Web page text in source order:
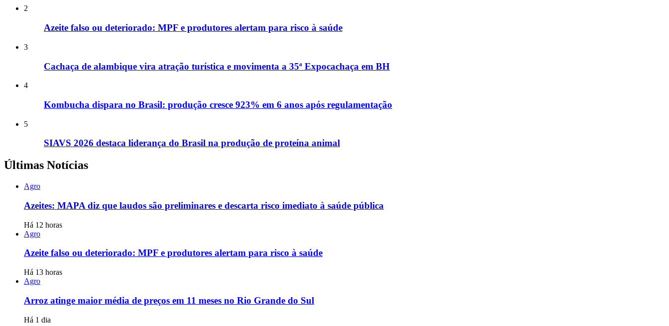
2
Azeite falso ou deteriorado: MPF e produtores alertam para risco à saúde
3
Cachaça de alambique vira atração turística e movimenta a 35ª Expocachaça em BH
4
Kombucha dispara no Brasil: produção cresce 923% em 6 anos após regulamentação
5
SIAVS 2026 destaca liderança do Brasil na produção de proteína animal
Últimas Notícias
Agro
Azeites: MAPA diz que laudos são preliminares e descarta risco imediato à saúde pública
Há 12 horas
Agro
Azeite falso ou deteriorado: MPF e produtores alertam para risco à saúde
Há 13 horas
Agro
Arroz atinge maior média de preços em 11 meses no Rio Grande do Sul
Há 1 dia